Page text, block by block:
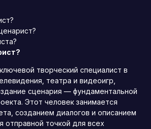
творческий специалист в
театра и видеоигр,
сценария — фундаментальной
Этот человек занимается
созданием диалогов и описанием
отправной точкой для всех